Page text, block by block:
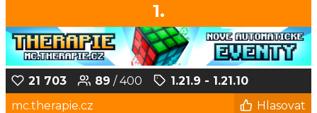
1.
21 703 89 / 400
1.21.9 - 1.21.10
mc.therapie.cz
Hlasovat